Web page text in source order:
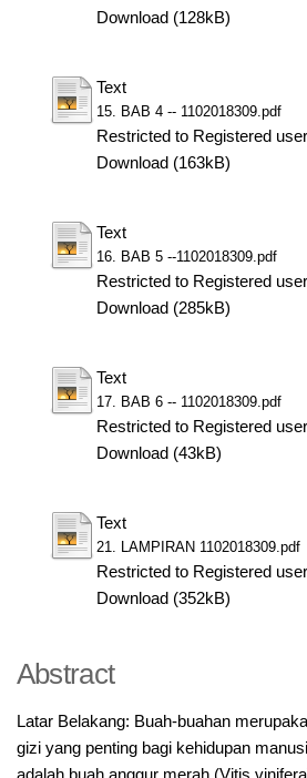
Download (128kB)
Text
15. BAB 4 -- 1102018309.pdf
Restricted to Registered
Download (163kB)
Text
16. BAB 5 --1102018309.pdf
Restricted to Registered
Download (285kB)
Text
17. BAB 6 -- 1102018309.pdf
Restricted to Registered
Download (43kB)
Text
21. LAMPIRAN 1102018309.pdf
Restricted to Registered
Download (352kB)
Abstract
Latar Belakang: Buah-buahan
gizi yang penting bagi kehidupan